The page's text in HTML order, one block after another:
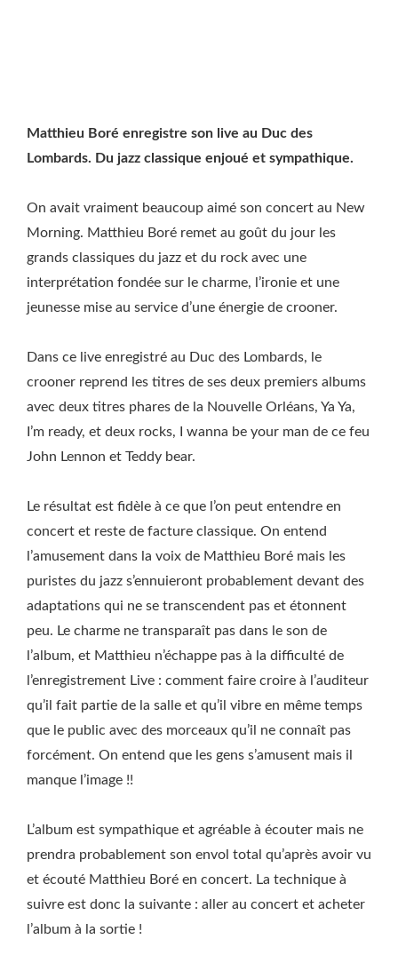
Matthieu Boré enregistre son live au Duc des
Lombards. Du jazz classique enjoué et sympathique.
On avait vraiment beaucoup aimé son concert au New
Morning. Matthieu Boré remet au goût du jour les
grands classiques du jazz et du rock avec une
interprétation fondée sur le charme, l’ironie et une
jeunesse mise au service d’une énergie de crooner.
Dans ce live enregistré au Duc des Lombards, le
crooner reprend les titres de ses deux premiers albums
avec deux titres phares de la Nouvelle Orléans, Ya Ya,
I’m ready, et deux rocks, I wanna be your man de ce feu
John Lennon et Teddy bear.
Le résultat est fidèle à ce que l’on peut entendre en
concert et reste de facture classique. On entend
l’amusement dans la voix de Matthieu Boré mais les
puristes du jazz s’ennuieront probablement devant des
adaptations qui ne se transcendent pas et étonnent
peu. Le charme ne transparaît pas dans le son de
l’album, et Matthieu n’échappe pas à la difficulté de
l’enregistrement Live : comment faire croire à l’auditeur
qu’il fait partie de la salle et qu’il vibre en même temps
que le public avec des morceaux qu’il ne connaît pas
forcément. On entend que les gens s’amusent mais il
manque l’image !!
L’album est sympathique et agréable à écouter mais ne
prendra probablement son envol total qu’après avoir vu
et écouté Matthieu Boré en concert. La technique à
suivre est donc la suivante : aller au concert et acheter
l’album à la sortie !